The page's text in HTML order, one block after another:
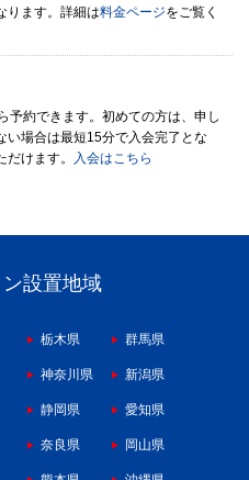
ります。詳細は料金ページをご覧く
予約できます。初めての方は、申し
い場合は最短15分で入会完了とな
けます。
入会はこちら
設置地域
栃木県 群馬県
神奈川県 新潟県
静岡県 愛知県
奈良県 岡山県